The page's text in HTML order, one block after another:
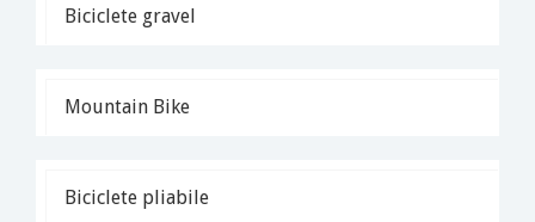
Biciclete gravel
Mountain Bike
Biciclete pliabile